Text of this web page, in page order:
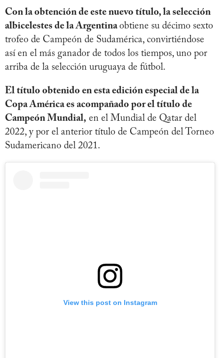
Con la obtención de este nuevo título, la selección
albicelestes de la Argentinaobtiene su décimo sexto
trofeo de Campeón de Sudamérica, convirtiéndose
así en el más ganador de todos los tiempos, uno por
arriba de la selección uruguaya de fútbol.
El título obtenido en esta edición especial de la
Copa América es acompañado por el título de
Campeón Mundial, en el Mundial de Qatar del
2022, y por el anterior título de Campeón del Torneo
Sudamericano del 2021.
View this post on Instagram